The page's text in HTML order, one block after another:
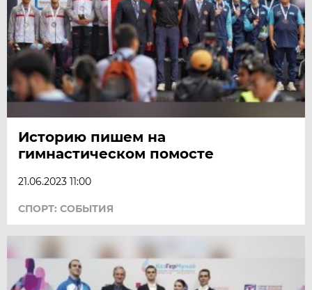
Историю пишем на
гимнастическом помосте
21.06.2023 11:00
СПОРТ: СОБЫТИЯ